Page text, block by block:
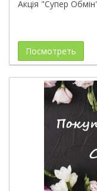
Акція "Супер
Посмотреть